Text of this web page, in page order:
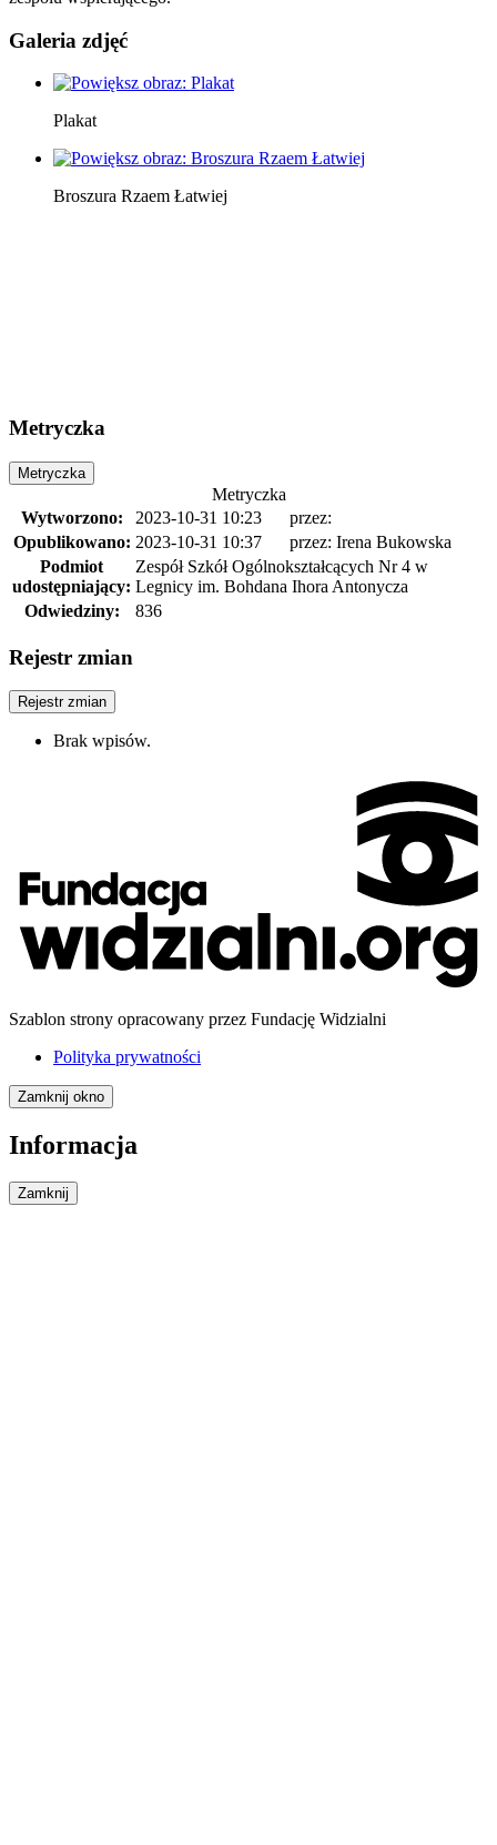
Galeria zdjęć
Plakat
Broszura Rzaem Łatwiej
Metryczka
Metryczka
Metryczka
Wytworzono:
2023-10-31 10:23
przez:
Opublikowano: 2023-10-31 10:37
przez: Irena Bukowska
Podmiot
udostępniający:
Zespół Szkół Ogólnokształcących Nr 4 w
Legnicy im. Bohdana Ihora Antonycza
Odwiedziny:
836
Rejestr zmian
Rejestr zmian
Brak wpisów.
Szablon strony opracowany przez Fundację Widzialni
Polityka prywatności
Zamknij okno
Informacja
Zamknij